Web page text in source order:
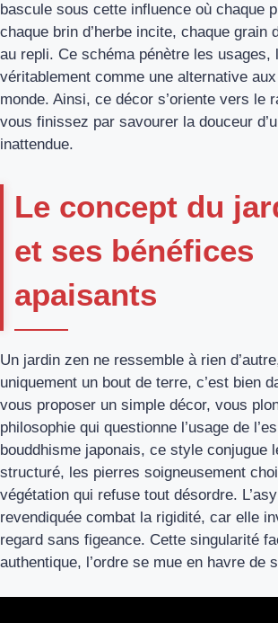
bascule sous cette influence où chaque
chaque brin d’herbe incite, chaque grain
au repli. Ce schéma pénètre les usages,
véritablement comme une alternative
monde. Ainsi, ce décor s’oriente vers le
vous finissez par savourer la douceur
inattendue.
Le concept du
et ses bénéfices
apaisants
Un jardin zen ne ressemble à rien
uniquement un bout de terre, c’est bien
vous proposer un simple décor, vous
philosophie qui questionne l’usage de
bouddhisme japonais, ce style conjugue
structuré, les pierres soigneusement
végétation qui refuse tout désordre.
revendiquée combat la rigidité, car elle
regard sans figeance. Cette singularité
authentique, l’ordre se mue en havre de